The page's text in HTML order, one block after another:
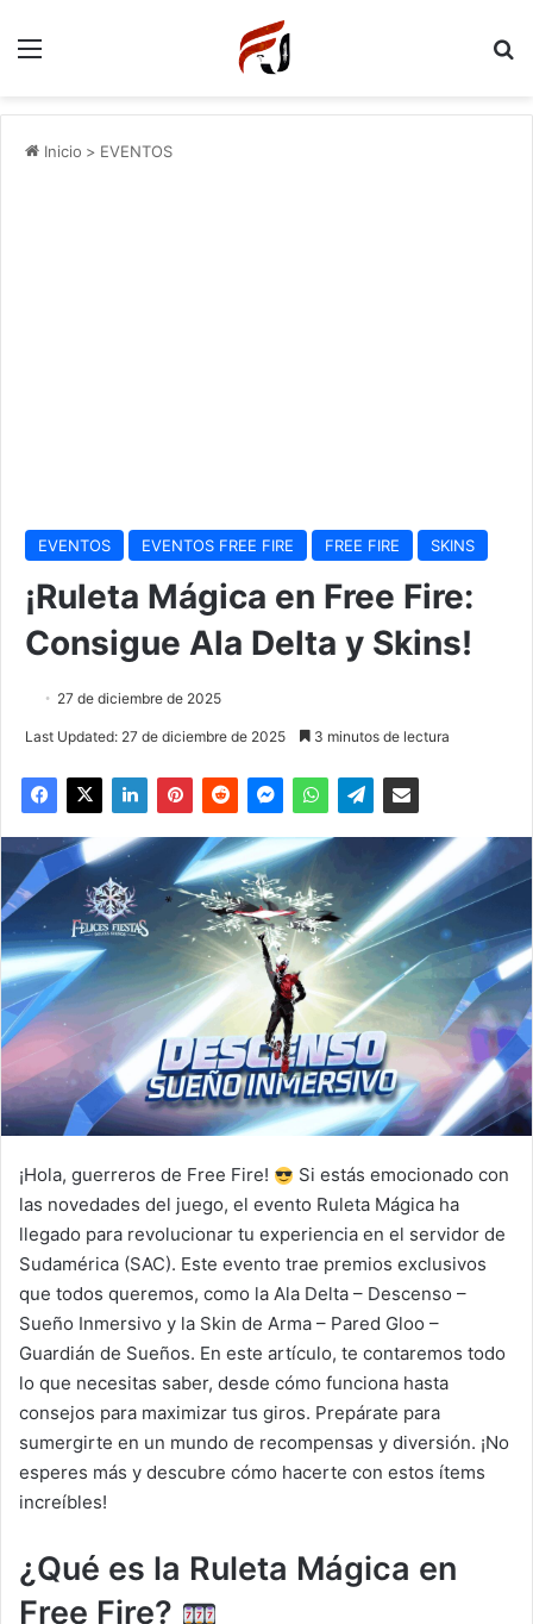
Menu
Inicio > EVENTOS
EVENTOS EVENTOS FREE FIRE FREE FIRE SKINS
¡Ruleta Mágica en Free Fire:
Consigue Ala Delta y Skins!
27 de diciembre de 2025
Last Updated: 27 de diciembre de 2025 3 minutos de lectura
¡Hola, guerreros de Free Fire!
Si estás emocionado con
las novedades del juego, el evento Ruleta Mágica ha
llegado para revolucionar tu experiencia en el servidor de
Sudamérica (SAC). Este evento trae premios exclusivos
que todos queremos, como la Ala Delta – Descenso –
Sueño Inmersivo y la Skin de Arma – Pared Gloo –
Guardián de Sueños. En este artículo, te contaremos todo
lo que necesitas saber, desde cómo funciona hasta
consejos para maximizar tus giros. Prepárate para
sumergirte en un mundo de recompensas y diversión. ¡No
esperes más y descubre cómo hacerte con estos ítems
increíbles!
¿Qué es la Ruleta Mágica en
Free Fire?